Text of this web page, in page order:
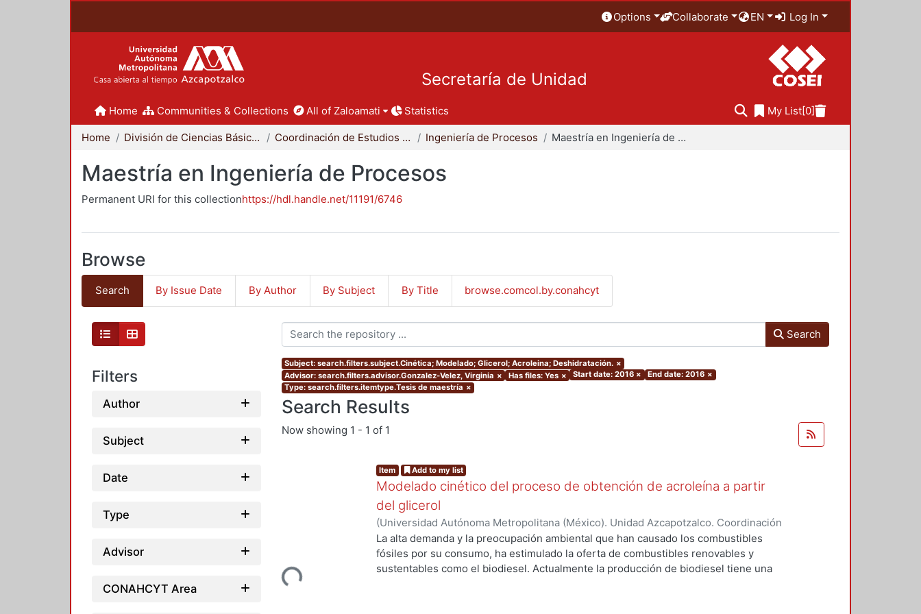
Options Collaborate EN Log In
Secretaría de Unidad
Home Communities & Collections All of Zaloamati Statistics My List[0]
Home División de Ciencias Básicas e Ingeniería Coordinación de Estudios de Posgrado - CBI Ingeniería de Procesos Maestría en Ingeniería de Procesos
Maestría en Ingeniería de Procesos
Permanent URI for this collectionhttps://hdl.handle.net/11191/6746
Browse
Search By Issue Date By Author By Subject By Title browse.comcol.by.conahcyt
Filters
Author
Subject
Date
Type
Advisor
CONAHCYT Area
Search
Subject: search.filters.subject.Cinética; Modelado; Glicerol; Acroleina; Deshidratación. ×
Advisor: search.filters.advisor.Gonzalez-Velez, Virginia × Has files: Yes × Start date: 2016 × End date: 2016 ×
Type: search.filters.itemtype.Tesis de maestría ×
Search Results
Now showing 1 - 1 of 1
Loading...
Item Add to my list
Modelado cinético del proceso de obtención de acroleína a partir
del glicerol
(Universidad Autónoma Metropolitana (México). Unidad Azcapotzalco. Coordinación
de Servicios de Información.,2016 )Flores Gutierrez, Tyreese Humberto
La alta demanda y la preocupación ambiental que han causado los combustibles
fósiles por su consumo, ha estimulado la oferta de combustibles renovables y
sustentables como el biodiesel. Actualmente la producción de biodiesel tiene una